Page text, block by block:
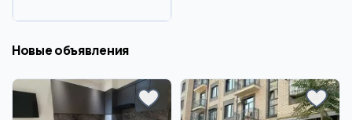
Новые объявления